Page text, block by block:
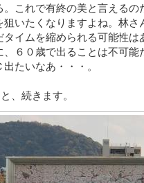
。これで有終の美と言えるの
狙いたくなりますよね。林
タイムを縮められる可能性は
、６０歳で出ることは不可能
たいなあ・・・。
、続きます。